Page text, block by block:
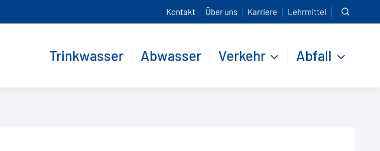
Kontakt Über uns Karriere Lehrmittel
Trinkwasser Abwasser Verkehr Abfall